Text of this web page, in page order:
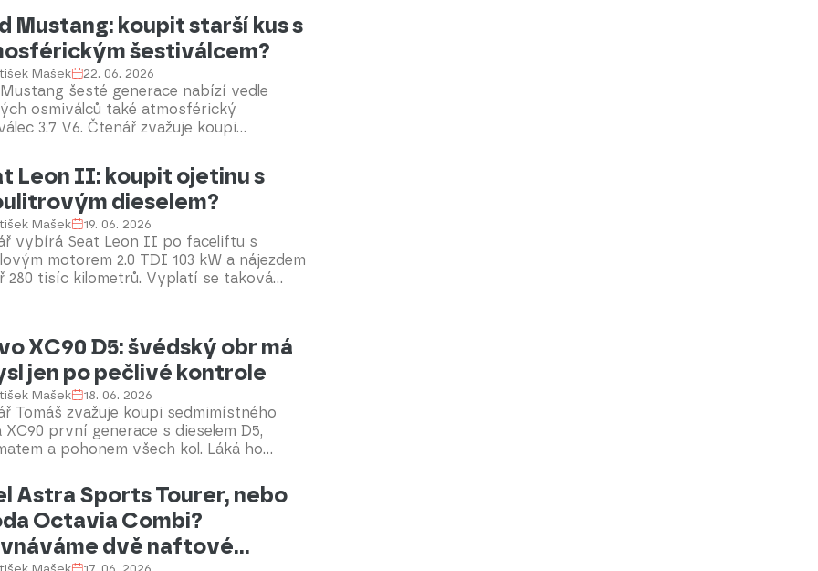
odhlučněním a kvalitnějším interiérem.
auto by bylo naší volbou a proč?
Mustang: koupit starší kus s
šestiválcem?
Mašek 22. 06. 2026
šesté generace nabízí vedle
osmiválců také atmosférický
3.7 V6. Čtenář zvažuje koupi
ho, zda jde o rozumnou investici z
spolehlivosti, servisních nákladů a
provozu.
Leon II: koupit ojetinu s
dieselem?
Mašek 19. 06. 2026
vybírá Seat Leon II po faceliftu s
motorem 2.0 TDI 103 kW a nájezdem
280 tisíc kilometrů. Vyplatí se taková
XC90 D5: švédský obr má
jen po pečlivé kontrole
Mašek 18. 06. 2026
Tomáš zvažuje koupi sedmimístného
XC90 první generace s dieselem D5,
a pohonem všech kol. Láká ho
nájezd přes 200 tisíc kilometrů a
rizika dražšího servisu.
Astra Sports Tourer, nebo
Octavia Combi?
dvě naftové
Mašek 17. 06. 2026